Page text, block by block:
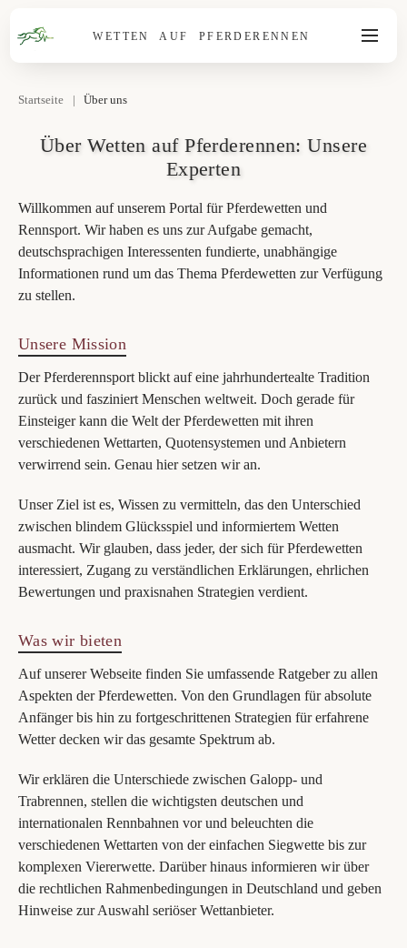
WETTEN AUF PFERDERENNEN
Startseite | Über uns
Über Wetten auf Pferderennen: Unsere
Experten
Willkommen auf unserem Portal für Pferdewetten und
Rennsport. Wir haben es uns zur Aufgabe gemacht,
deutschsprachigen Interessenten fundierte, unabhängige
Informationen rund um das Thema Pferdewetten zur Verfügung
zu stellen.
Unsere Mission
Der Pferderennsport blickt auf eine jahrhundertealte Tradition
zurück und fasziniert Menschen weltweit. Doch gerade für
Einsteiger kann die Welt der Pferdewetten mit ihren
verschiedenen Wettarten, Quotensystemen und Anbietern
verwirrend sein. Genau hier setzen wir an.
Unser Ziel ist es, Wissen zu vermitteln, das den Unterschied
zwischen blindem Glücksspiel und informiertem Wetten
ausmacht. Wir glauben, dass jeder, der sich für Pferdewetten
interessiert, Zugang zu verständlichen Erklärungen, ehrlichen
Bewertungen und praxisnahen Strategien verdient.
Was wir bieten
Auf unserer Webseite finden Sie umfassende Ratgeber zu allen
Aspekten der Pferdewetten. Von den Grundlagen für absolute
Anfänger bis hin zu fortgeschrittenen Strategien für erfahrene
Wetter decken wir das gesamte Spektrum ab.
Wir erklären die Unterschiede zwischen Galopp- und
Trabrennen, stellen die wichtigsten deutschen und
internationalen Rennbahnen vor und beleuchten die
verschiedenen Wettarten von der einfachen Siegwette bis zur
komplexen Viererwette. Darüber hinaus informieren wir über
die rechtlichen Rahmenbedingungen in Deutschland und geben
Hinweise zur Auswahl seriöser Wettanbieter.